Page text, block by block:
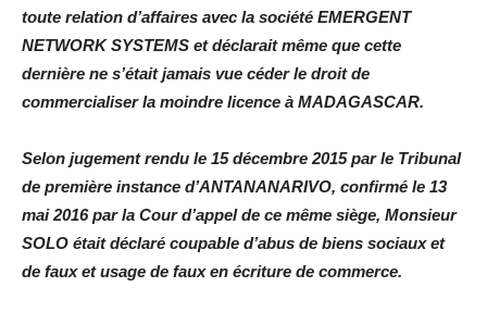
toute relation d’affaires avec la société EMERGENT
NETWORK SYSTEMS et déclarait même que cette
dernière ne s’était jamais vue céder le droit de
commercialiser la moindre licence à MADAGASCAR.
Selon jugement rendu le 15 décembre 2015 par le Tribunal
de première instance d’ANTANANARIVO, confirmé le 13
mai 2016 par la Cour d’appel de ce même siège, Monsieur
SOLO était déclaré coupable d’abus de biens sociaux et
de faux et usage de faux en écriture de commerce.